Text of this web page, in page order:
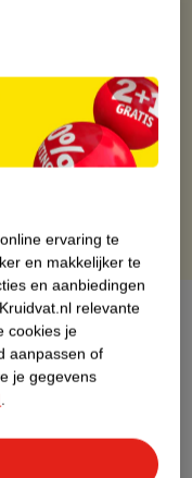
volgende dag in huis
ervaring te
en makkelijker te
en aanbiedingen
relevante
cookies je
aanpassen of
je gegevens
.